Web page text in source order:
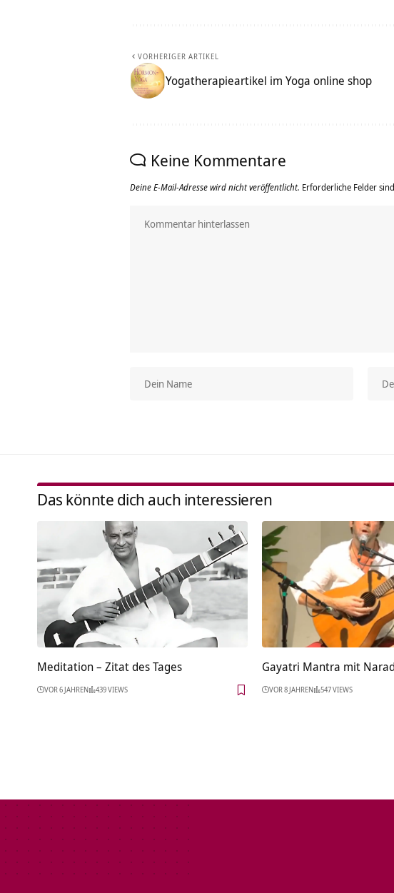
VORHERIGER ARTIKEL
Yogatherapieartikel im Yoga online shop
Keine Kommentare
Deine E-Mail-Adresse wird nicht veröffentlicht. Erforderliche Felder
Das könnte dich auch interessieren
Meditation – Zitat des Tages
VOR 6 JAHREN 439 VIEWS
Gayatri Mantra mit
VOR 8 JAHREN 547 VIEWS